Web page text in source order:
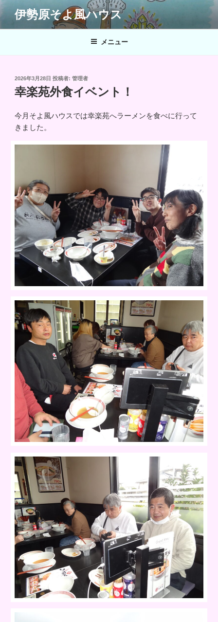
ン
テ
伊勢原そよ風ハウス
メニュー
投
稿
日:
2026年3月28日 投稿者: 管理者
幸楽苑外食イベント！
今月そよ風ハウスでは幸楽苑へラーメンを食べに行って
きました。